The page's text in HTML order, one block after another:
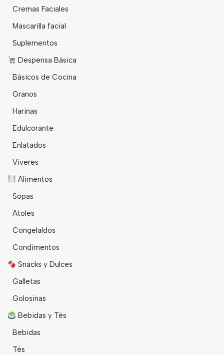
Cremas Faciales
Mascarilla facial
Suplementos
Despensa Básica
Básicos de Cocina
Granos
Harinas
Edulcorante
Enlatados
Viveres
Alimentos
Sopas
Atoles
Congelaldos
Condimentos
Snacks y Dulces
Galletas
Golosinas
Bebidas y Tés
Bebidas
Tés